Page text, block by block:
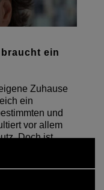
ein
Zuhause
ein
und
vor allem
Doch ist